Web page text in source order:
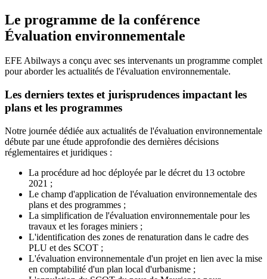
Le programme de la conférence
Évaluation environnementale
EFE Abilways a conçu avec ses intervenants un programme complet
pour aborder les actualités de l'évaluation environnementale.
Les derniers textes et jurisprudences impactant les
plans et les programmes
Notre journée dédiée aux actualités de l'évaluation environnementale
débute par une étude approfondie des dernières décisions
réglementaires et juridiques :
La procédure ad hoc déployée par le décret du 13 octobre
2021 ;
Le champ d'application de l'évaluation environnementale des
plans et des programmes ;
La simplification de l'évaluation environnementale pour les
travaux et les forages miniers ;
L'identification des zones de renaturation dans le cadre des
PLU et des SCOT ;
L'évaluation environnementale d'un projet en lien avec la mise
en comptabilité d'un plan local d'urbanisme ;